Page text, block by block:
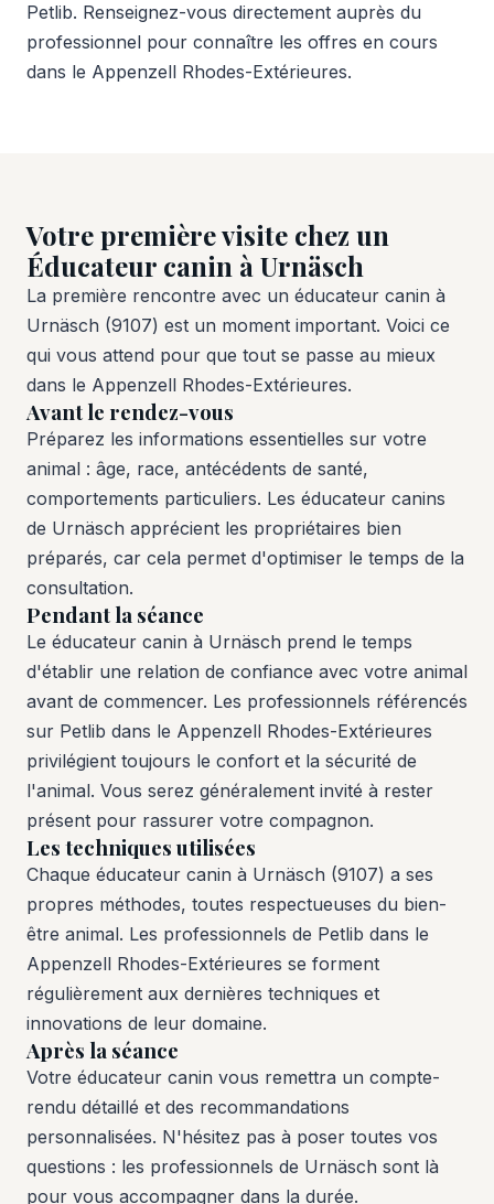
Petlib. Renseignez-vous directement auprès du
professionnel pour connaître les offres en cours
dans le Appenzell Rhodes-Extérieures.
Votre première visite chez un
Éducateur canin à Urnäsch
La première rencontre avec un éducateur canin à
Urnäsch (9107) est un moment important. Voici ce
qui vous attend pour que tout se passe au mieux
dans le Appenzell Rhodes-Extérieures.
Avant le rendez-vous
Préparez les informations essentielles sur votre
animal : âge, race, antécédents de santé,
comportements particuliers. Les éducateur canins
de Urnäsch apprécient les propriétaires bien
préparés, car cela permet d'optimiser le temps de la
consultation.
Pendant la séance
Le éducateur canin à Urnäsch prend le temps
d'établir une relation de confiance avec votre animal
avant de commencer. Les professionnels référencés
sur Petlib dans le Appenzell Rhodes-Extérieures
privilégient toujours le confort et la sécurité de
l'animal. Vous serez généralement invité à rester
présent pour rassurer votre compagnon.
Les techniques utilisées
Chaque éducateur canin à Urnäsch (9107) a ses
propres méthodes, toutes respectueuses du bien-
être animal. Les professionnels de Petlib dans le
Appenzell Rhodes-Extérieures se forment
régulièrement aux dernières techniques et
innovations de leur domaine.
Après la séance
Votre éducateur canin vous remettra un compte-
rendu détaillé et des recommandations
personnalisées. N'hésitez pas à poser toutes vos
questions : les professionnels de Urnäsch sont là
pour vous accompagner dans la durée.